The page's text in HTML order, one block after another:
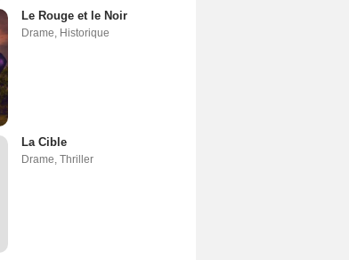
Le Rouge et le Noir
Drame Historique
La Cible
Drame Thriller